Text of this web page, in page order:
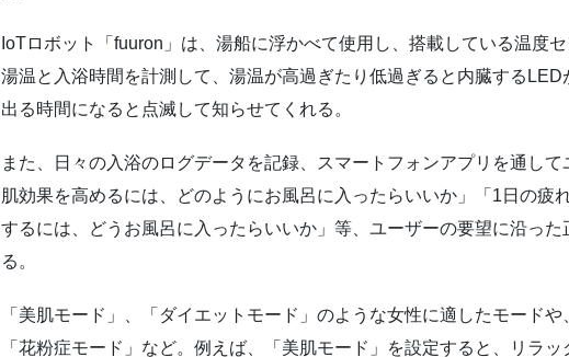
IoTロボット「fuuron」は、湯船に浮かべて使用し、搭載している温度
湯温と入浴時間を計測して、湯温が高過ぎたり低過ぎると内臓する
出る時間になると点滅して知らせてくれる。
また、日々の入浴のログデータを記録、スマートフォンアプリを通し
肌効果を高めるには、どのようにお風呂に入ったらいいか」「1日の疲
するには、どうお風呂に入ったらいいか」等、ユーザーの要望に沿っ
る。
「美肌モード」、「ダイエットモード」のような女性に適したモード
「花粉症モード」など。例えば、「美肌モード」を設定すると、リラ